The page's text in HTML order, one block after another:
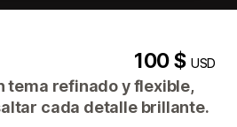
100 $USD
tema refinado y flexible,
cada detalle brillante.